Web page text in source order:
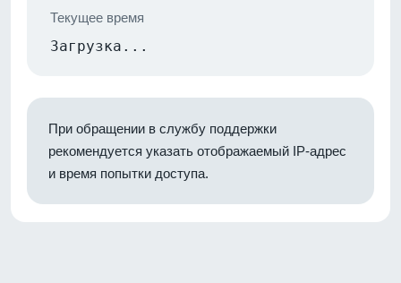
Текущее время
Загрузка...
При обращении в службу поддержки
рекомендуется указать отображаемый IP-адрес
и время попытки доступа.